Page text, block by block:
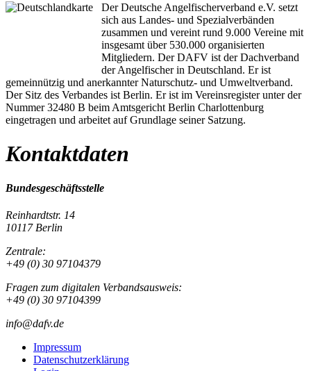
Der Deutsche Angelfischerverband e.V. setzt
sich aus Landes- und Spezialverbänden
zusammen und vereint rund 9.000 Vereine mit
insgesamt über 530.000 organisierten
Mitgliedern. Der DAFV ist der Dachverband
der Angelfischer in Deutschland. Er ist
gemeinnützig und anerkannter Naturschutz- und Umweltverband.
Der Sitz des Verbandes ist Berlin. Er ist im Vereinsregister unter der
Nummer 32480 B beim Amtsgericht Berlin Charlottenburg
eingetragen und arbeitet auf Grundlage seiner Satzung.
Kontaktdaten
Bundesgeschäftsstelle
Reinhardtstr. 14
10117 Berlin
Zentrale:
+49 (0) 30 97104379
Fragen zum digitalen Verbandsausweis:
+49 (0) 30 97104399
info@dafv.de
Impressum
Datenschutzerklärung